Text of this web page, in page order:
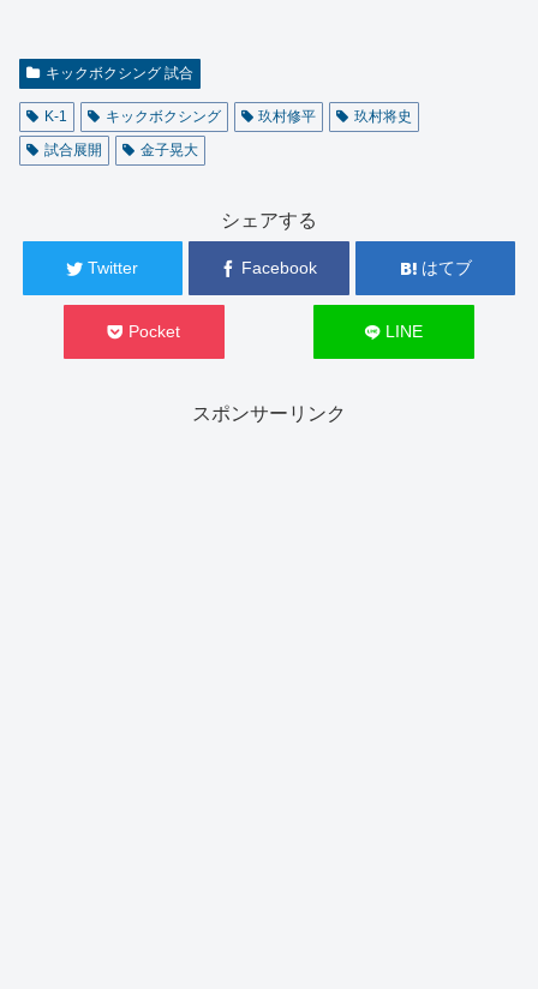
キックボクシング 試合
K-1 キックボクシング 玖村修平
玖村将史
試合展開
金子晃大
シェアする
Twitter Facebook はてブ
Pocket LINE
スポンサーリンク